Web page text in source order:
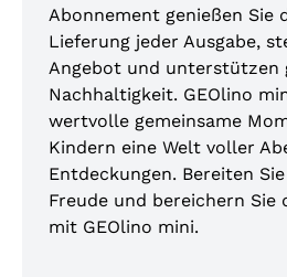
Abonnement genießen Sie
Lieferung jeder Ausgabe,
Angebot und unterstützen
Nachhaltigkeit. GEOlino
wertvolle gemeinsame
Kindern eine Welt voller
Entdeckungen. Bereiten
Freude und bereichern Sie
mit GEOlino mini.